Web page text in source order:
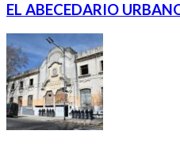
EL ABECEDARIO